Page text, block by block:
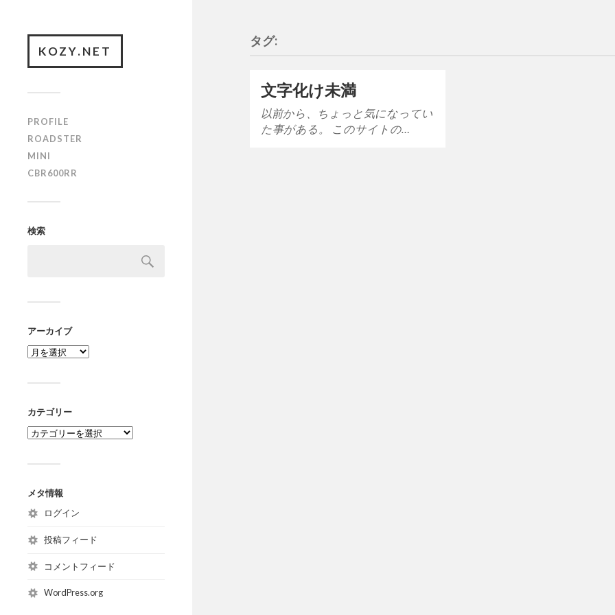
KOZY.NET
PROFILE
ROADSTER
MINI
CBR600RR
検索
アーカイブ
カテゴリー
メタ情報
ログイン
投稿フィード
コメントフィード
WordPress.org
タグ:
文字化け未満
以前から、ちょっと気になってい
た事がある。 このサイトの…